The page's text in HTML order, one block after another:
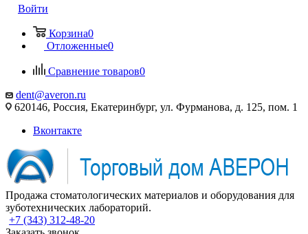
Войти
Корзина0
Отложенные0
Сравнение товаров0
dent@averon.ru
620146, Россия, Екатеринбург, ул. Фурманова, д. 125, пом. 1
Вконтакте
Продажа стоматологических материалов и оборудования для
зуботехнических лабораторий.
+7 (343) 312-48-20